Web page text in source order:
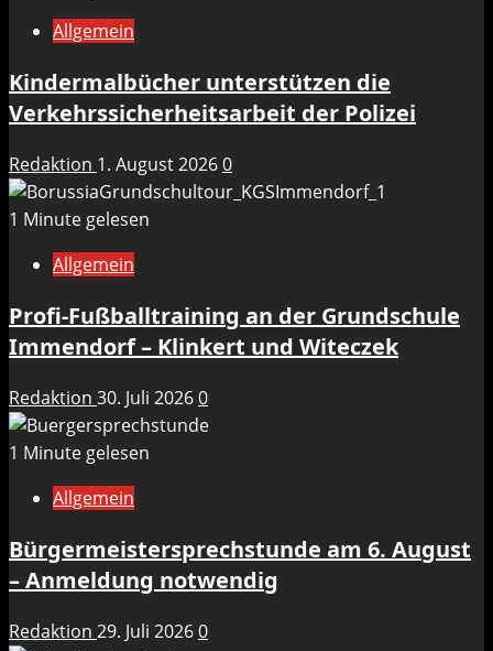
Allgemein
Kindermalbücher unterstützen die
Verkehrssicherheitsarbeit der Polizei
Redaktion 1. August 20260
1 Minute gelesen
Allgemein
Profi-Fußballtraining an der Grundschule
Immendorf – Klinkert und Witeczek
Redaktion 30. Juli 20260
1 Minute gelesen
Allgemein
Bürgermeistersprechstunde am 6. August
– Anmeldung notwendig
Redaktion 29. Juli 20260